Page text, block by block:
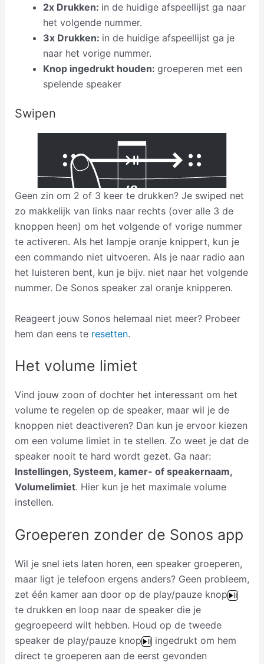
2x Drukken: in de huidige afspeellijst ga naar
het volgende nummer.
3x Drukken: in de huidige afspeellijst ga je
naar het vorige nummer.
Knop ingedrukt houden: groeperen met een
spelende speaker
Swipen
Geen zin om 2 of 3 keer te drukken? Je swiped net
zo makkelijk van links naar rechts (over alle 3 de
knoppen heen) om het volgende of vorige nummer
te activeren. Als het lampje oranje knippert, kun je
een commando niet uitvoeren. Als je naar radio aan
het luisteren bent, kun je bijv. niet naar het volgende
nummer. De Sonos speaker zal oranje knipperen.
Reageert jouw Sonos helemaal niet meer? Probeer
hem dan eens te resetten.
Het volume limiet
Vind jouw zoon of dochter het interessant om het
volume te regelen op de speaker, maar wil je de
knoppen niet deactiveren? Dan kun je ervoor kiezen
om een volume limiet in te stellen. Zo weet je dat de
speaker nooit te hard wordt gezet. Ga naar:
Instellingen, Systeem, kamer- of speakernaam,
Volumelimiet. Hier kun je het maximale volume
instellen.
Groeperen zonder de Sonos app
Wil je snel iets laten horen, een speaker groeperen,
maar ligt je telefoon ergens anders? Geen probleem,
zet één kamer aan door op de play/pauze knop
te drukken en loop naar de speaker die je
gegroepeerd wilt hebben. Houd op de tweede
speaker de play/pauze knop
ingedrukt om hem
direct te groeperen aan de eerst gevonden